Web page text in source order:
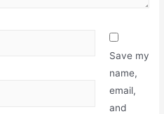
Save my
name,
email,
and